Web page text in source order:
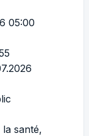
05:00
santé,